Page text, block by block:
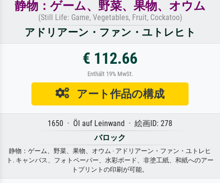
静物：ゲーム、野菜、果物、オウム
(Still Life: Game, Vegetables, Fruit, Cockatoo)
アドリアーン・ファン・ユトレヒト
€ 112.66
Enthält 19% MwSt.
アート作品の構成
1650 · Öl auf Leinwand · 絵画ID: 278
バロック
静物：ゲーム、野菜、果物、オウム · アドリアーン・ファン・ユトレヒ
ト. キャンバス、フォトペーパー、水彩ボード、非塗工紙、和紙へのアー
トプリントの印刷が可能。